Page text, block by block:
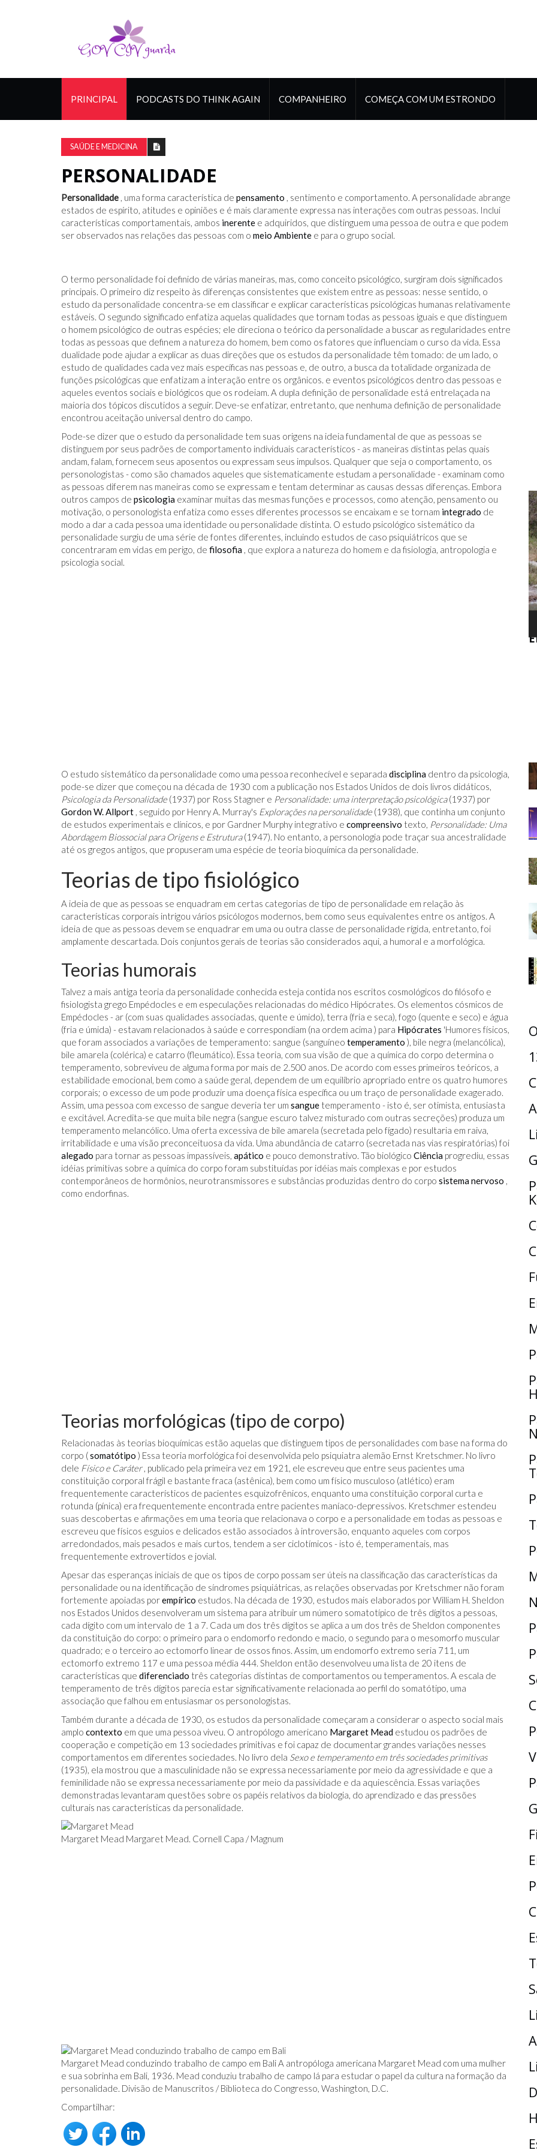
PRINCIPAL PODCASTS DO THINK AGAIN COMPANHEIRO COMEÇA COM UM ESTRONDO
SAÚDE E MEDICINA
PERSONALIDADE
Personalidade , uma forma característica de pensamento , sentimento e comportamento. A personalidade abrange
estados de espírito, atitudes e opiniões e é mais claramente expressa nas interações com outras pessoas. Inclui
características comportamentais, ambos inerente e adquiridos, que distinguem uma pessoa de outra e que podem
ser observados nas relações das pessoas com o meio Ambiente e para o grupo social.
O termo personalidade foi definido de várias maneiras, mas, como conceito psicológico, surgiram dois significados
principais. O primeiro diz respeito às diferenças consistentes que existem entre as pessoas: nesse sentido, o
estudo da personalidade concentra-se em classificar e explicar características psicológicas humanas relativamente
estáveis. O segundo significado enfatiza aquelas qualidades que tornam todas as pessoas iguais e que distinguem
o homem psicológico de outras espécies; ele direciona o teórico da personalidade a buscar as regularidades entre
todas as pessoas que definem a natureza do homem, bem como os fatores que influenciam o curso da vida. Essa
dualidade pode ajudar a explicar as duas direções que os estudos da personalidade têm tomado: de um lado, o
estudo de qualidades cada vez mais específicas nas pessoas e, de outro, a busca da totalidade organizada de
funções psicológicas que enfatizam a interação entre os orgânicos. e eventos psicológicos dentro das pessoas e
aqueles eventos sociais e biológicos que os rodeiam. A dupla definição de personalidade está entrelaçada na
maioria dos tópicos discutidos a seguir. Deve-se enfatizar, entretanto, que nenhuma definição de personalidade
encontrou aceitação universal dentro do campo.
Pode-se dizer que o estudo da personalidade tem suas origens na ideia fundamental de que as pessoas se
distinguem por seus padrões de comportamento individuais característicos - as maneiras distintas pelas quais
andam, falam, fornecem seus aposentos ou expressam seus impulsos. Qualquer que seja o comportamento, os
personologistas - como são chamados aqueles que sistematicamente estudam a personalidade - examinam como
as pessoas diferem nas maneiras como se expressam e tentam determinar as causas dessas diferenças. Embora
outros campos de psicologia examinar muitas das mesmas funções e processos, como atenção, pensamento ou
motivação, o personologista enfatiza como esses diferentes processos se encaixam e se tornam integrado de
modo a dar a cada pessoa uma identidade ou personalidade distinta. O estudo psicológico sistemático da
personalidade surgiu de uma série de fontes diferentes, incluindo estudos de caso psiquiátricos que se
concentraram em vidas em perigo, de filosofia , que explora a natureza do homem e da fisiologia, antropologia e
psicologia social.
O estudo sistemático da personalidade como uma pessoa reconhecível e separada disciplina dentro da psicologia,
pode-se dizer que começou na década de 1930 com a publicação nos Estados Unidos de dois livros didáticos,
Psicologia da Personalidade(1937) por Ross Stagner e Personalidade: uma interpretação psicológica(1937) por
Gordon W. Allport , seguido por Henry A. Murray's Explorações na personalidade(1938), que continha um conjunto
de estudos experimentais e clínicos, e por Gardner Murphy integrativo e compreensivo texto, Personalidade: Uma
Abordagem Biossocial para Origens e Estrutura(1947). No entanto, a personologia pode traçar sua ancestralidade
até os gregos antigos, que propuseram uma espécie de teoria bioquímica da personalidade.
Teorias de tipo fisiológico
A ideia de que as pessoas se enquadram em certas categorias de tipo de personalidade em relação às
características corporais intrigou vários psicólogos modernos, bem como seus equivalentes entre os antigos. A
ideia de que as pessoas devem se enquadrar em uma ou outra classe de personalidade rígida, entretanto, foi
amplamente descartada. Dois conjuntos gerais de teorias são considerados aqui, a humoral e a morfológica.
Teorias humorais
Talvez a mais antiga teoria da personalidade conhecida esteja contida nos escritos cosmológicos do filósofo e
fisiologista grego Empédocles e em especulações relacionadas do médico Hipócrates. Os elementos cósmicos de
Empédocles - ar (com suas qualidades associadas, quente e úmido), terra (fria e seca), fogo (quente e seco) e água
(fria e úmida) - estavam relacionados à saúde e correspondiam (na ordem acima ) para Hipócrates 'Humores físicos,
que foram associados a variações de temperamento: sangue (sanguíneo temperamento ), bile negra (melancólica),
bile amarela (colérica) e catarro (fleumático). Essa teoria, com sua visão de que a química do corpo determina o
temperamento, sobreviveu de alguma forma por mais de 2.500 anos. De acordo com esses primeiros teóricos, a
estabilidade emocional, bem como a saúde geral, dependem de um equilíbrio apropriado entre os quatro humores
corporais; o excesso de um pode produzir uma doença física específica ou um traço de personalidade exagerado.
Assim, uma pessoa com excesso de sangue deveria ter um sangue temperamento - isto é, ser otimista, entusiasta
e excitável. Acredita-se que muita bile negra (sangue escuro talvez misturado com outras secreções) produza um
temperamento melancólico. Uma oferta excessiva de bile amarela (secretada pelo fígado) resultaria em raiva,
irritabilidade e uma visão preconceituosa da vida. Uma abundância de catarro (secretada nas vias respiratórias) foi
alegado para tornar as pessoas impassíveis, apático e pouco demonstrativo. Tão biológico Ciência progrediu, essas
idéias primitivas sobre a química do corpo foram substituídas por idéias mais complexas e por estudos
contemporâneos de hormônios, neurotransmissores e substâncias produzidas dentro do corpo sistema nervoso ,
como endorfinas.
Teorias morfológicas (tipo de corpo)
Relacionadas às teorias bioquímicas estão aquelas que distinguem tipos de personalidades com base na forma do
corpo (somatótipo ) Essa teoria morfológica foi desenvolvida pelo psiquiatra alemão Ernst Kretschmer. No livro
dele Físico e Caráter, publicado pela primeira vez em 1921, ele escreveu que entre seus pacientes uma
constituição corporal frágil e bastante fraca (astênica), bem como um físico musculoso (atlético) eram
frequentemente característicos de pacientes esquizofrênicos, enquanto uma constituição corporal curta e
rotunda (pínica) era frequentemente encontrada entre pacientes maníaco-depressivos. Kretschmer estendeu
suas descobertas e afirmações em uma teoria que relacionava o corpo e a personalidade em todas as pessoas e
escreveu que físicos esguios e delicados estão associados à introversão, enquanto aqueles com corpos
arredondados, mais pesados ​​e mais curtos, tendem a ser ciclotímicos - isto é, temperamentais, mas
frequentemente extrovertidos e jovial.
Apesar das esperanças iniciais de que os tipos de corpo possam ser úteis na classificação das características da
personalidade ou na identificação de síndromes psiquiátricas, as relações observadas por Kretschmer não foram
fortemente apoiadas porempírico estudos. Na década de 1930, estudos mais elaborados por William H. Sheldon
nos Estados Unidos desenvolveram um sistema para atribuir um número somatotípico de três dígitos a pessoas,
cada dígito com um intervalo de 1 a 7. Cada um dos três dígitos se aplica a um dos três de Sheldon componentes
da constituição do corpo: o primeiro para o endomorfo redondo e macio, o segundo para o mesomorfo muscular
quadrado; e o terceiro ao ectomorfo linear de ossos finos. Assim, um endomorfo extremo seria 711, um
ectomorfo extremo 117 e uma pessoa média 444. Sheldon então desenvolveu uma lista de 20 itens de
características que diferenciado três categorias distintas de comportamentos ou temperamentos. A escala de
temperamento de três dígitos parecia estar significativamente relacionada ao perfil do somatótipo, uma
associação que falhou em entusiasmar os personologistas.
Também durante a década de 1930, os estudos da personalidade começaram a considerar o aspecto social mais
amplo contexto em que uma pessoa viveu. O antropólogo americano Margaret Mead estudou os padrões de
cooperação e competição em 13 sociedades primitivas e foi capaz de documentar grandes variações nesses
comportamentos em diferentes sociedades. No livro dela Sexo e temperamento em três sociedades primitivas
(1935), ela mostrou que a masculinidade não se expressa necessariamente por meio da agressividade e que a
feminilidade não se expressa necessariamente por meio da passividade e da aquiescência. Essas variações
demonstradas levantaram questões sobre os papéis relativos da biologia, do aprendizado e das pressões
culturais nas características da personalidade.
Margaret Mead Margaret Mead. Cornell Capa / Magnum
Margaret Mead conduzindo trabalho de campo em Bali A antropóloga americana Margaret Mead com uma mulher
e sua sobrinha em Bali, 1936. Mead conduziu trabalho de campo lá para estudar o papel da cultura na formação da
personalidade. Divisão de Manuscritos / Biblioteca do Congresso, Washington, D.C.
Compartilhar: